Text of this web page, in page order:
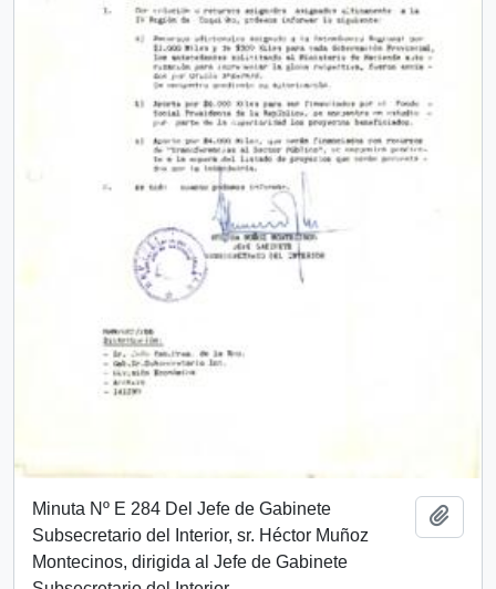
Minuta Nº E 284 Del Jefe de Gabinete
Subsecretario del Interior, sr. Héctor Muñoz
Montecinos, dirigida al Jefe de Gabinete